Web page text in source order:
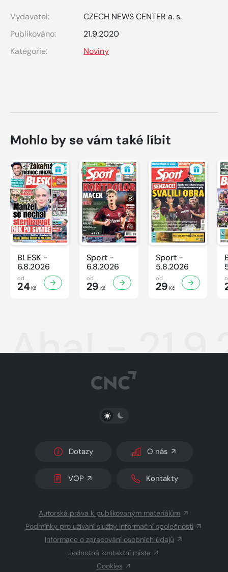
Vydavatel:
CZECH NEWS CENTER a. s.
Publikováno:
21.9.2020
Kategorie:
Noviny
Mohlo by se vám také líbit
BLESK -
6.8.2026
od
24Kč
Sport -
6.8.2026
od
29 Kč
Sport -
5.8.2026
od
29 Kč
Aha! -
PŘEPNOUT SVĚTLÝ/TMAVÝ REŽIM
Dotazy O nás
VOP Kontakty
Autorská práva k publikovaným materiálům
Podmínky pro užívání služby informační společnosti
Informace o zpracování osobních údajů
Jednotná kontaktní místa
Cookies